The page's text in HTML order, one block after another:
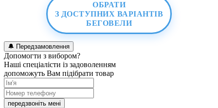
ОБРАТИ
З ДОСТУПНИХ ВАРІАНТІВ
БЕГОВЕЛИ
🔔 Передзамовлення
Допомогти з вибором?
Наші спеціалісти із задоволенням
допоможуть Вам підібрати товар
передзвоніть мені